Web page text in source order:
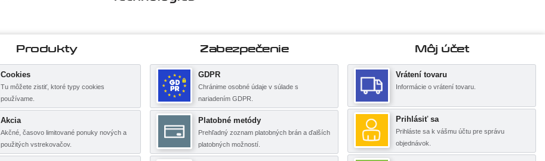
Produkty
Cookies
Tu môžete zistiť, ktoré typy cookies
používame.
Akcia
Akčné, časovo limitované ponuky nových a
použitých vstrekovačov.
Zabezpečenie
GDPR
Chránime osobné údaje v súlade s
nariadením GDPR.
Platobné metódy
Prehľadný zoznam platobných brán a ďalších
platobných možností.
Môj účet
Vrátení tovaru
Informácie o vrátení tovaru.
Prihlásiť sa
Prihláste sa k vášmu účtu pre správu
objednávok.